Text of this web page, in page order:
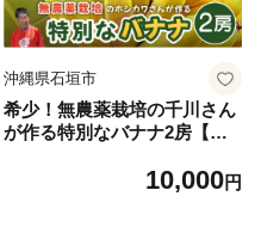
沖縄県石垣市
希少！無農薬栽培の千川さん
が作る特別なバナナ2房【沖
ばなな 農薬不使用 化学肥料
10,000円